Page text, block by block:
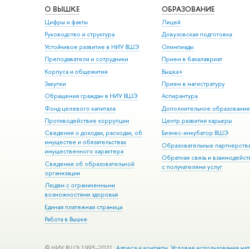
О ВЫШКЕ
Цифры и факты
Руководство и структура
Устойчивое развитие в НИУ ВШЭ
Преподаватели и сотрудники
Корпуса и общежития
Закупки
Обращения граждан в НИУ ВШЭ
Фонд целевого капитала
Противодействие коррупции
Сведения о доходах, расходах, об
имуществе и обязательствах
имущественного характера
Сведения об образовательной
организации
Людям с ограниченными
возможностями здоровья
Единая платежная страница
Работа в Вышке
ОБРАЗОВАНИЕ
Лицей
Довузовская подготовка
Олимпиады
Прием в бакалавриат
Вышка+
Прием в магистратуру
Аспирантура
Дополнительное образование
Центр развития карьеры
Бизнес-инкубатор ВШЭ
Образовательные
Обратная связь и
с получателями услуг